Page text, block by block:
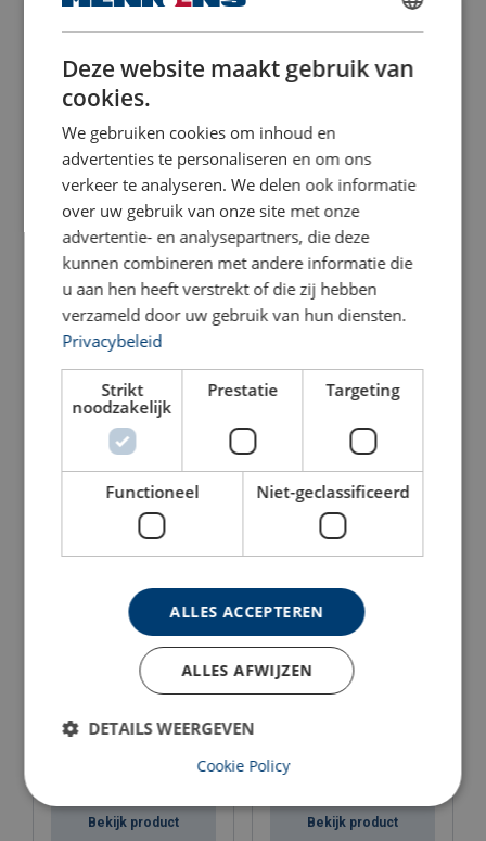
H 1 SO
Bekijk product
H 1 SOU, standaard
Bekijk product
Holmatro Hydrauliek Slang
Bekijk product
Koppeling - Accessoires
Bekijk product
Manometer aansluitblok
Bekijk product
DUTCH
ENGLISH TRANSLATION
Deze website maakt gebruik van
cookies.
We gebruiken cookies om inhoud en
advertenties te personaliseren en om ons
verkeer te analyseren. We delen ook informatie
over uw gebruik van onze site met onze
advertentie- en analysepartners, die deze
kunnen combineren met andere informatie die
u aan hen heeft verstrekt of die zij hebben
verzameld door uw gebruik van hun diensten.
Privacybeleid
Strikt
noodzakelijk
Prestatie Targeting
Functioneel Niet-geclassificeerd
ALLES ACCEPTEREN
ALLES AFWIJZEN
DETAILS WEERGEVEN
Cookie Policy